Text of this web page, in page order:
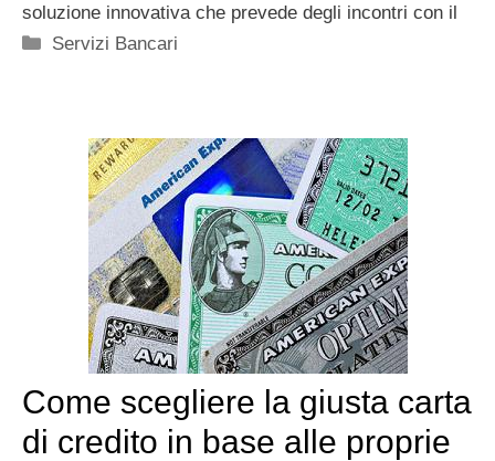
soluzione innovativa che prevede degli incontri con il
Categorie
Servizi Bancari
Come scegliere la giusta carta
di credito in base alle proprie